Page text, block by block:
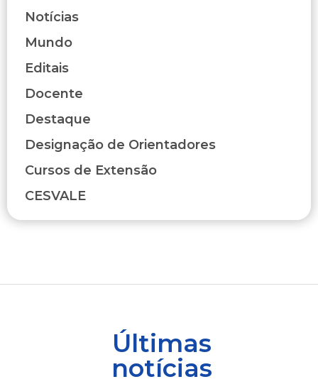
Notícias
Mundo
Editais
Docente
Destaque
Designação de Orientadores
Cursos de Extensão
CESVALE
Últimas
notícias